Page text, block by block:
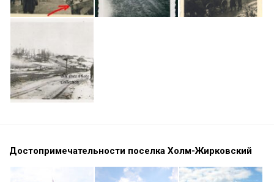
Достопримечательности поселка Холм-Жирковский